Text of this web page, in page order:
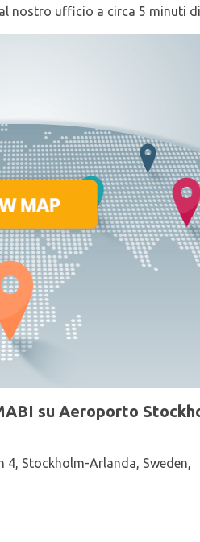
nostro ufficio a circa 5 minuti
su Aeroporto
4, Stockholm-Arlanda, Sweden,